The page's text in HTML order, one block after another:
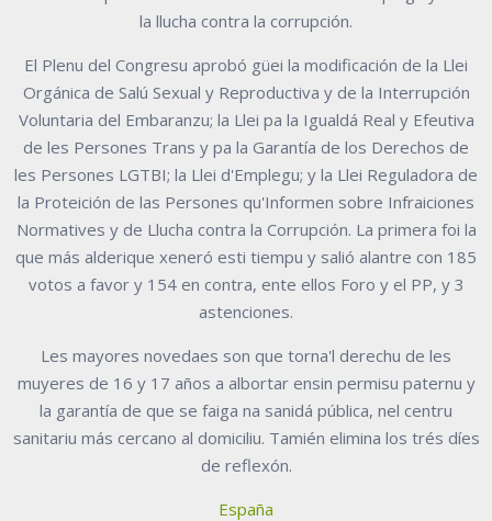
la llucha contra la corrupción.
El Plenu del Congresu aprobó güei la modificación de la Llei
Orgánica de Salú Sexual y Reproductiva y de la Interrupción
Voluntaria del Embaranzu; la Llei pa la Igualdá Real y Efeutiva
de les Persones Trans y pa la Garantía de los Derechos de
les Persones LGTBI; la Llei d'Emplegu; y la Llei Reguladora de
la Proteición de las Persones qu'Informen sobre Infraiciones
Normatives y de Llucha contra la Corrupción. La primera foi la
que más alderique xeneró esti tiempu y salió alantre con 185
votos a favor y 154 en contra, ente ellos Foro y el PP, y 3
astenciones.
Les mayores novedaes son que torna'l derechu de les
muyeres de 16 y 17 años a albortar ensin permisu paternu y
la garantía de que se faiga na sanidá pública, nel centru
sanitariu más cercano al domiciliu. Tamién elimina los trés díes
de reflexón.
España